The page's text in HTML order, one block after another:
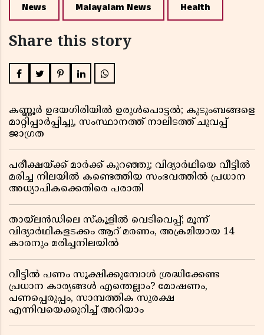
News Malayalam News Health
Share this story
കണ്ണൂർ ഉദയഗിരിയിൽ ഉരുൾപൊട്ടൽ; കുടുംബങ്ങളെ
മാറ്റിപ്പാർപ്പിച്ചു, സംസ്ഥാനത്ത് നാലിടത്ത് ചുവപ്പ്
ജാഗ്രത
പരീക്ഷയ്ക്ക് മാർക്ക് കുറഞ്ഞു; വിദ്യാർഥിയെ വീട്ടിൽ
മരിച്ച നിലയിൽ കണ്ടെത്തിയ സംഭവത്തിൽ പ്രധാന
അധ്യാപികക്കെതിരെ പരാതി
തായ്‌ലൻഡിലെ സ്‌കൂളിൽ വെടിവെപ്പ്; മൂന്ന്
വിദ്യാർഥികളടക്കം ആറ് മരണം, അക്രമിയായ 14
കാരനും മരിച്ചനിലയിൽ
വീട്ടിൽ പണം സൂക്ഷിക്കുമ്പോൾ ശ്രദ്ധിക്കേണ്ട
പ്രധാന കാര്യങ്ങൾ എന്തെല്ലാം? മോഷണം,
പണപ്പെരുപ്പം, സാമ്പത്തിക സുരക്ഷ
എന്നിവയെക്കുറിച്ച് അറിയാം